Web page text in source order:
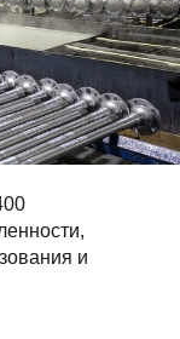
и